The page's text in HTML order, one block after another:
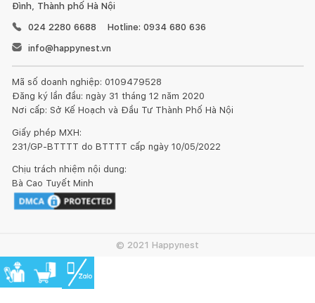
Đình, Thành phố Hà Nội
024 2280 6688
Hotline: 0934 680 636
info@happynest.vn
Mã số doanh nghiệp: 0109479528
Đăng ký lần đầu: ngày 31 tháng 12 năm 2020
Nơi cấp: Sở Kế Hoạch và Đầu Tư Thành Phố Hà Nội
Giấy phép MXH:
231/GP-BTTTT do BTTTT cấp ngày 10/05/2022
Chịu trách nhiệm nội dung:
Bà Cao Tuyết Minh
© 2021 Happynest